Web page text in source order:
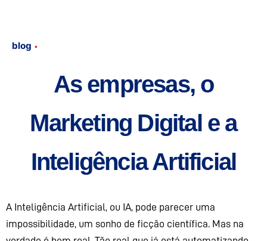
blog
As empresas, o
Marketing Digital e a
Inteligência Artificial
A Inteligência Artificial, ou IA, pode parecer uma
impossibilidade, um sonho de ficção científica. Mas na